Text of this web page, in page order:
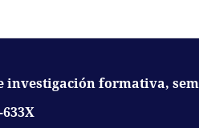
investigación formativa,
633X